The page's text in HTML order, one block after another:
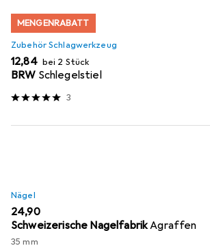
MENGENRABATT
Zubehör Schlagwerkzeug
EUR
12,84 bei 2 Stück
BRW Schlegelstiel
3
Nägel
EUR
24,90
Schweizerische NagelfabrikAgraffen
35 mm